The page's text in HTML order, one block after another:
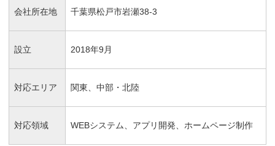
会社所在地 千葉県松戸市岩瀬38-3
設立 2018年9月
対応エリア 関東、中部・北陸
対応領域 WEBシステム、アプリ開発、ホームページ制作